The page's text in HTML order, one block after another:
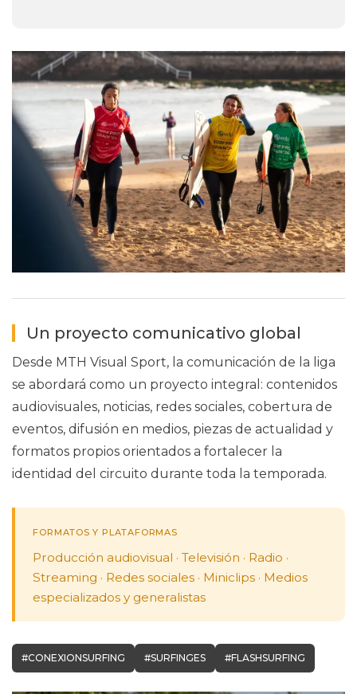
Un proyecto comunicativo global
Desde MTH Visual Sport, la comunicación de la liga
se abordará como un proyecto integral: contenidos
audiovisuales, noticias, redes sociales, cobertura de
eventos, difusión en medios, piezas de actualidad y
formatos propios orientados a fortalecer la
identidad del circuito durante toda la temporada.
FORMATOS Y PLATAFORMAS
Producción audiovisual · Televisión · Radio ·
Streaming · Redes sociales · Miniclips · Medios
especializados y generalistas
#CONEXIONSURFING #SURFINGES #FLASHSURFING